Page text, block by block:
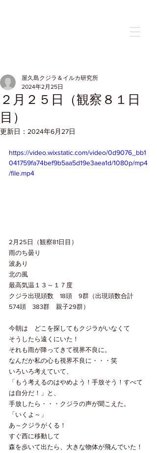
２月２５日（観察８１日
目）
屋久島クジラ＆イルカ研究所
2024年2月25日
更新日： 2024年6月27日
https://video.wixstatic.com/video/0d9076_bb1
041759fa74bef9b5aa5d19e3aea1d/1080p/mp4
/file.mp4
2月25日（観察81日目）
雨のち曇り
波あり
北の風
最高気温１３～１７度
クジラ出現頭数　18頭　9群（出現頭数合計
574頭　383群　親子29群）
今朝は　どこを探してもクジラがいなくて
そうしたら遠くにいた！
それも雨が降ってきて視界不良に。
なんだか私の心も視界不良に・・・笑
いろいろ考えていて、
「もう考えるのはやめよう！手放そう！すべて
は自分だ！」と、
手放したら・・・クジラの声が聞こえた。
「いくよ～」
あ～クジラがくる！
すぐ西に移動して
森を歩いて出たら、大きな物体が飛んでいた！